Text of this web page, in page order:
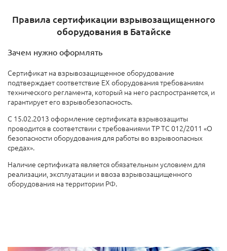
Правила сертификации взрывозащищенного
оборудования в Батайске
Зачем нужно оформлять
Сертификат на взрывозащищенное оборудование
подтверждает соответствие EX оборудования требованиям
технического регламента, который на него распространяется, и
гарантирует его взрывобезопасность.
С 15.02.2013 оформление сертификата взрывозащиты
проводится в соответствии с требованиями ТР ТС 012/2011 «О
безопасности оборудования для работы во взрывоопасных
средах».
Наличие сертификата является обязательным условием для
реализации, эксплуатации и ввоза взрывозащищенного
оборудования на территории РФ.